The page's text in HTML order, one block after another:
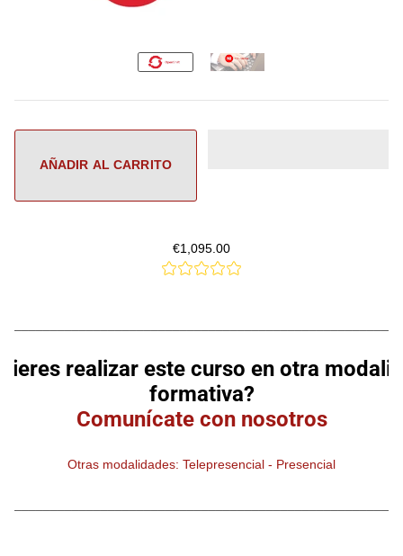
€1,095.00
realizar este curso en otra
formativa?
Comunícate con nosotros
Otras modalidades: Telepresencial - Presencial